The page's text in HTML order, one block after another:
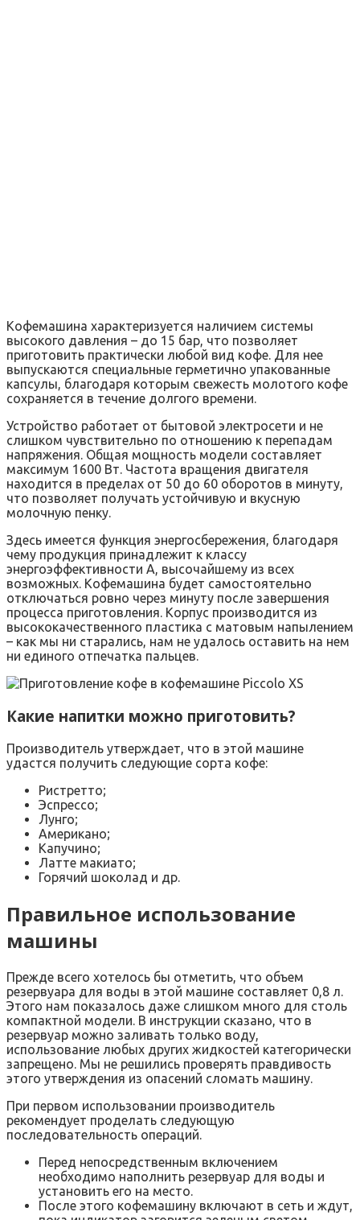
Кофемашина характеризуется наличием системы
высокого давления – до 15 бар, что позволяет
приготовить практически любой вид кофе. Для нее
выпускаются специальные герметично упакованные
капсулы, благодаря которым свежесть молотого кофе
сохраняется в течение долгого времени.
Устройство работает от бытовой электросети и не
слишком чувствительно по отношению к перепадам
напряжения. Общая мощность модели составляет
максимум 1600 Вт. Частота вращения двигателя
находится в пределах от 50 до 60 оборотов в минуту,
что позволяет получать устойчивую и вкусную
молочную пенку.
Здесь имеется функция энергосбережения, благодаря
чему продукция принадлежит к классу
энергоэффективности А, высочайшему из всех
возможных. Кофемашина будет самостоятельно
отключаться ровно через минуту после завершения
процесса приготовления. Корпус производится из
высококачественного пластика с матовым напылением
– как мы ни старались, нам не удалось оставить на нем
ни единого отпечатка пальцев.
Какие напитки можно приготовить?
Производитель утверждает, что в этой машине
удастся получить следующие сорта кофе:
Ристретто;
Эспрессо;
Лунго;
Американо;
Капучино;
Латте макиато;
Горячий шоколад и др.
Правильное использование
машины
Прежде всего хотелось бы отметить, что объем
резервуара для воды в этой машине составляет 0,8 л.
Этого нам показалось даже слишком много для столь
компактной модели. В инструкции сказано, что в
резервуар можно заливать только воду,
использование любых других жидкостей категорически
запрещено. Мы не решились проверять правдивость
этого утверждения из опасений сломать машину.
При первом использовании производитель
рекомендует проделать следующую
последовательность операций.
Перед непосредственным включением
необходимо наполнить резервуар для воды и
установить его на место.
После этого кофемашину включают в сеть и ждут,